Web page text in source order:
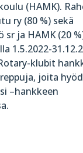
(HAMK).
ry (80 %) sekä
sr ja HAMK (20
1.5.2022-
klubit
joita
–hankkeen